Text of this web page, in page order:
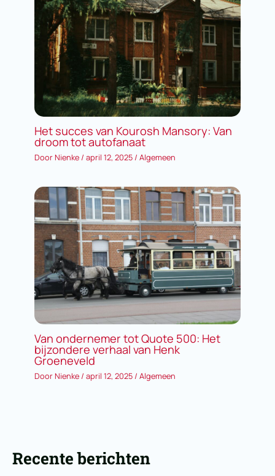
Het succes van Kourosh Mansory: Van
droom tot autofanaat
DoorNienke/april 12, 2025/Algemeen
Van ondernemer tot Quote 500: Het
bijzondere verhaal van Henk
Groeneveld
DoorNienke/april 12, 2025/Algemeen
Recente berichten